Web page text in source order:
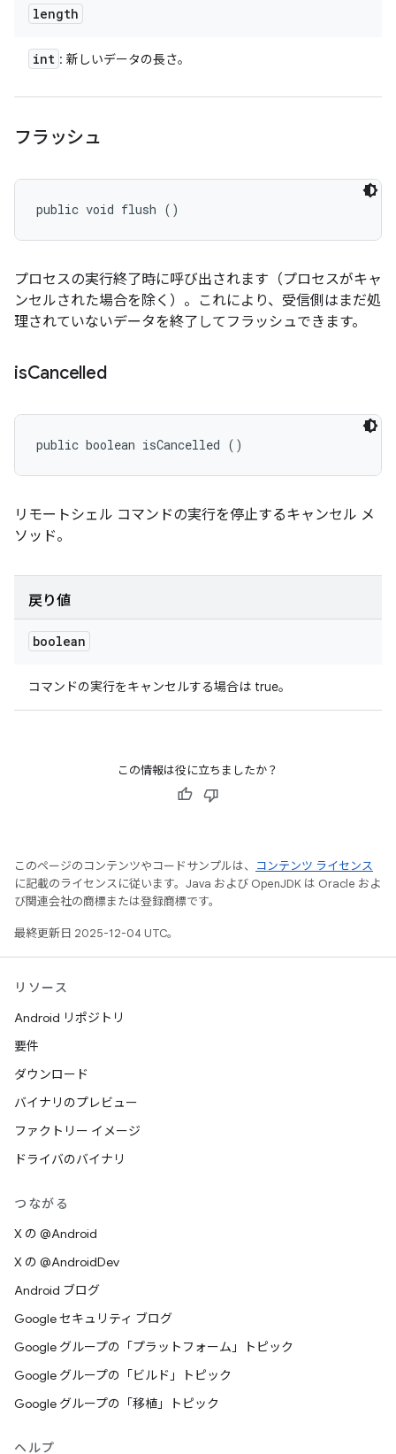
length
int : 新しいデータの長さ。
フラッシュ
public void flush ()
プロセスの実行終了時に呼び出されます（プロセスがキャ
ンセルされた場合を除く）。これにより、受信側はまだ処
理されていないデータを終了してフラッシュできます。
isCancelled
public boolean isCancelled ()
リモートシェル コマンドの実行を停止するキャンセル メ
ソッド。
戻り値
boolean
コマンドの実行をキャンセルする場合は true。
この情報は役に立ちましたか？
このページのコンテンツやコードサンプルは、
コンテンツ ライセンス
に記載のライセンスに従います。Java および OpenJDK は Oracle およ
び関連会社の商標または登録商標です。
最終更新日 2025-12-04 UTC。
リソース
Android リポジトリ
要件
ダウンロード
バイナリのプレビュー
ファクトリー イメージ
ドライバのバイナリ
つながる
X の @Android
X の @AndroidDev
Android ブログ
Google セキュリティ ブログ
Google グループの「プラットフォーム」トピック
Google グループの「ビルド」トピック
Google グループの「移植」トピック
ヘルプ